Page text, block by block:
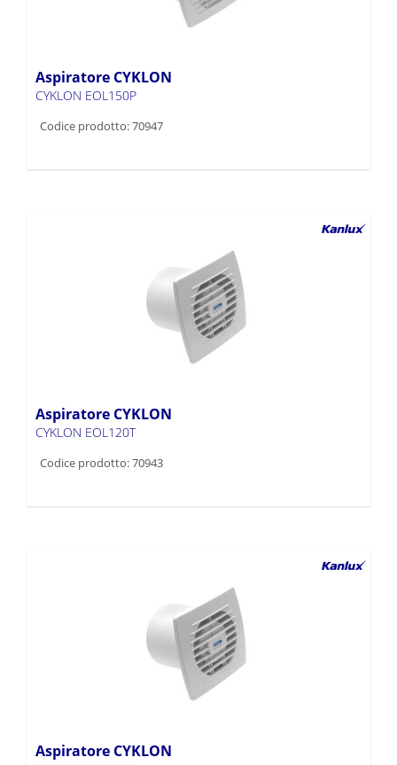
Aspiratore CYKLON
CYKLON EOL150P
Codice prodotto: 70947
Aspiratore CYKLON
CYKLON EOL120T
Codice prodotto: 70943
Aspiratore CYKLON